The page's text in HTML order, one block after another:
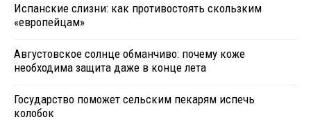
Испанские слизни: как противостоять скользким
«европейцам»
Августовское солнце обманчиво: почему коже
необходима защита даже в конце лета
Государство поможет сельским пекарям испечь
колобок